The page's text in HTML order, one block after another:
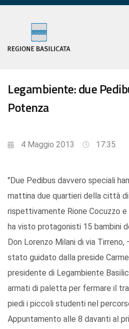
Legambiente: due
Potenza
4 Maggio 2013 17:35
"Due Pedibus davvero speciali
mattina due quartieri della città
rispettivamente Rione Cocuzzo
ha visto protagonisti 15 bambini
Don Lorenzo Milani di via
stato guidato dalla preside
presidente di Legambiente
armati di paletta per fermare il
piedi i piccoli studenti nel
Appuntamento alle 8 davanti al